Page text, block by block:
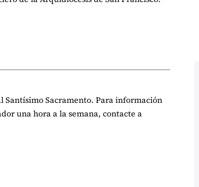
Santísimo Sacramento. Para información
una hora a la semana, contacte a